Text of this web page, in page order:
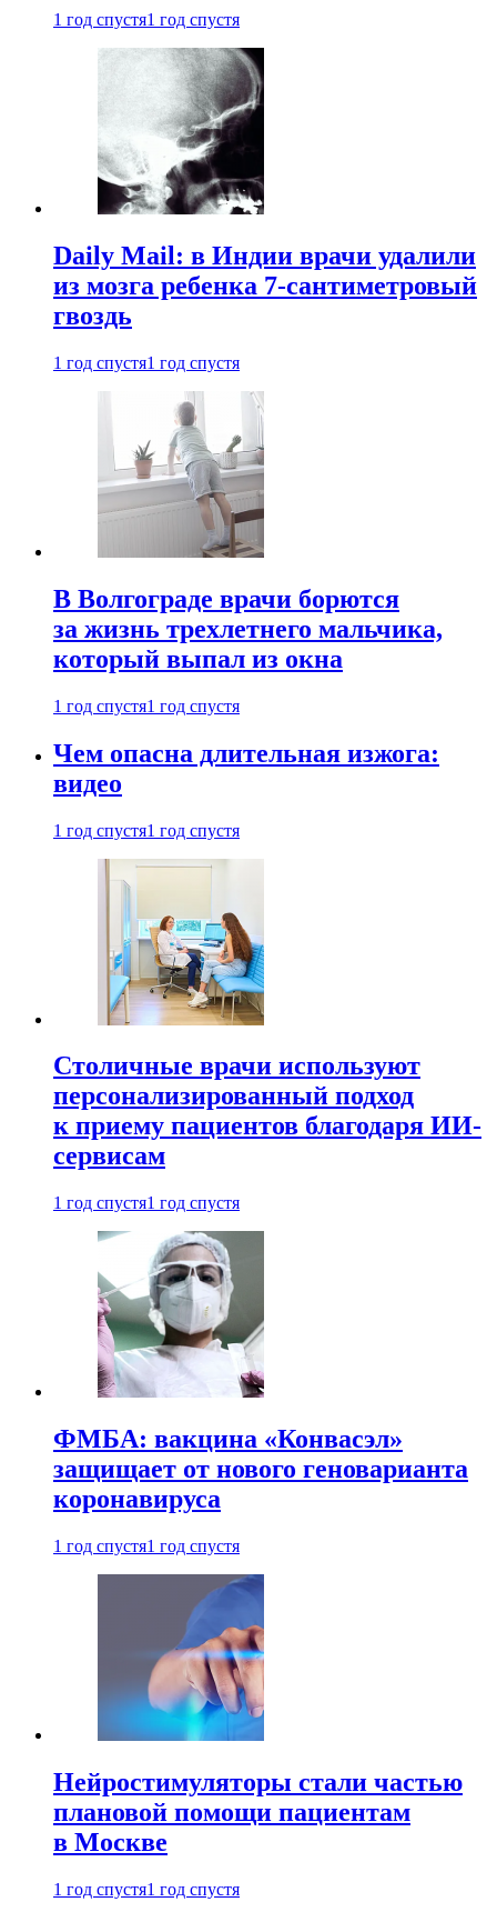
1 год спустя1 год спустя
Daily Mail: в Индии врачи удалили
из мозга ребенка 7-сантиметровый
гвоздь
1 год спустя1 год спустя
В Волгограде врачи борются
за жизнь трехлетнего мальчика,
который выпал из окна
1 год спустя1 год спустя
Чем опасна длительная изжога:
видео
1 год спустя1 год спустя
Столичные врачи используют
персонализированный подход
к приему пациентов благодаря ИИ-
сервисам
1 год спустя1 год спустя
ФМБА: вакцина «Конвасэл»
защищает от нового геноварианта
коронавируса
1 год спустя1 год спустя
Нейростимуляторы стали частью
плановой помощи пациентам
в Москве
1 год спустя1 год спустя